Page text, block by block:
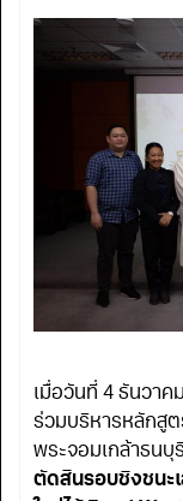
เมื่อวันที่ 4 ธันวาค
ร่วมบริหารหลักสูต
พระจอมเกล้าธน
ตัดสินรอบชิงชนะ